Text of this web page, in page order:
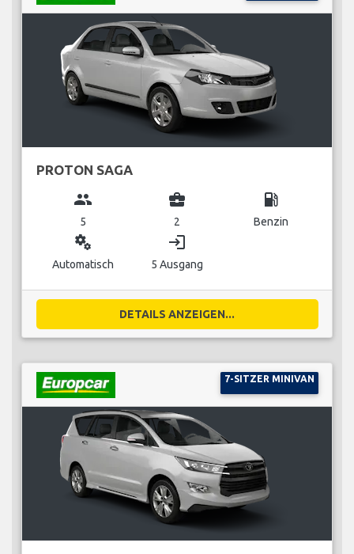
PROTON SAGA
group
5
business_center
2
local_gas_station
Benzin
miscellaneous_services
Automatisch
login
5 Ausgang
DETAILS ANZEIGEN...
7-SITZER MINIVAN